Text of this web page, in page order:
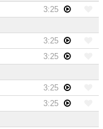
3:25
3:25
3:25
3:25
3:25